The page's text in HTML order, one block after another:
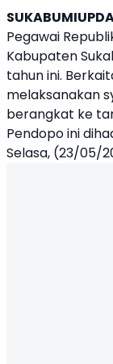
Pegawai
Kabupaten
tahun ini.
melaksanakan
berangkat ke
Pendopo ini
Selasa, (23/05/